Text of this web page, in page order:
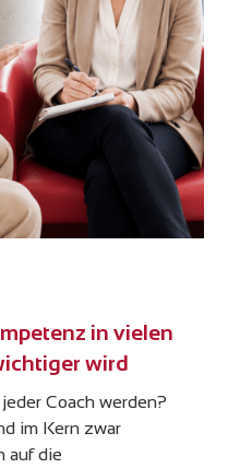
in vielen
wird
Coach werden?
im Kern zwar
auf die